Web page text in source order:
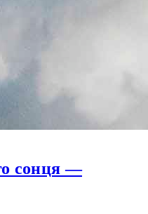
сонця —